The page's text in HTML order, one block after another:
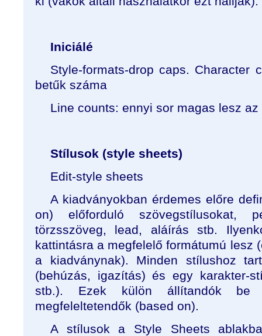
Iniciálé
Style-formats-drop caps. Character
betűk száma
Line counts: ennyi sor magas lesz
Stílusok (style sheets)
Edit-style sheets
A kiadványokban érdemes előre
on) előforduló szövegstílusokat,
törzsszöveg, lead, aláírás stb.
kattintásra a megfelelő formátumú lesz
a kiadványnak). Minden stílushoz
(behúzás, igazítás) és egy karakter-
stb.). Ezek külön állítandók be
megfeleltetendők (based on).
A stílusok a Style Sheets